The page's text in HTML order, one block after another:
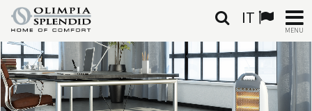
IT
MENU
ITALIANO
HOME